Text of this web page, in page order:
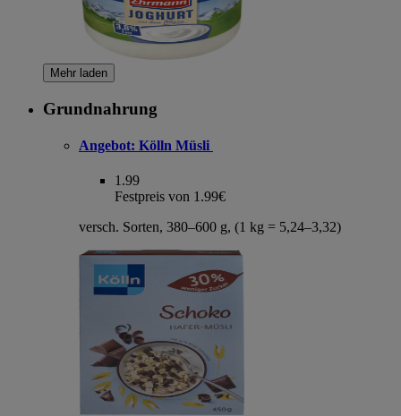
Mehr laden
Grundnahrung
Angebot: Kölln Müsli
1.99
Festpreis von 1.99€
versch. Sorten, 380–600 g, (1 kg = 5,24–3,32)